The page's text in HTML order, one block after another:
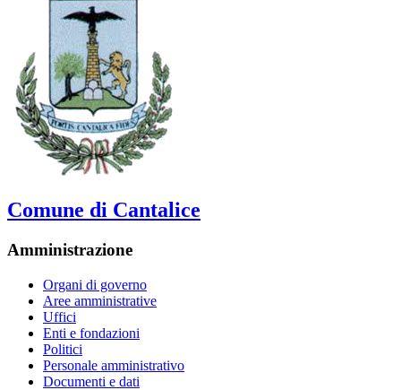
Comune di Cantalice
Amministrazione
Organi di governo
Aree amministrative
Uffici
Enti e fondazioni
Politici
Personale amministrativo
Documenti e dati